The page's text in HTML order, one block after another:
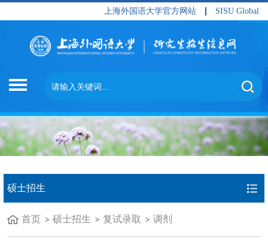
上海外国语大学官方网站 SISU Global
硕士招生
首页 硕士招生 复试录取 调剂